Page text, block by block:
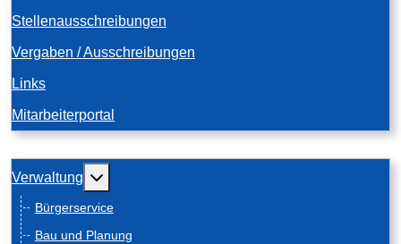
Stellenausschreibungen
Vergaben / Ausschreibungen
Links
Mitarbeiterportal
Verwaltung Weitere Informationen: Verwaltung
Bürgerservice
Bau und Planung